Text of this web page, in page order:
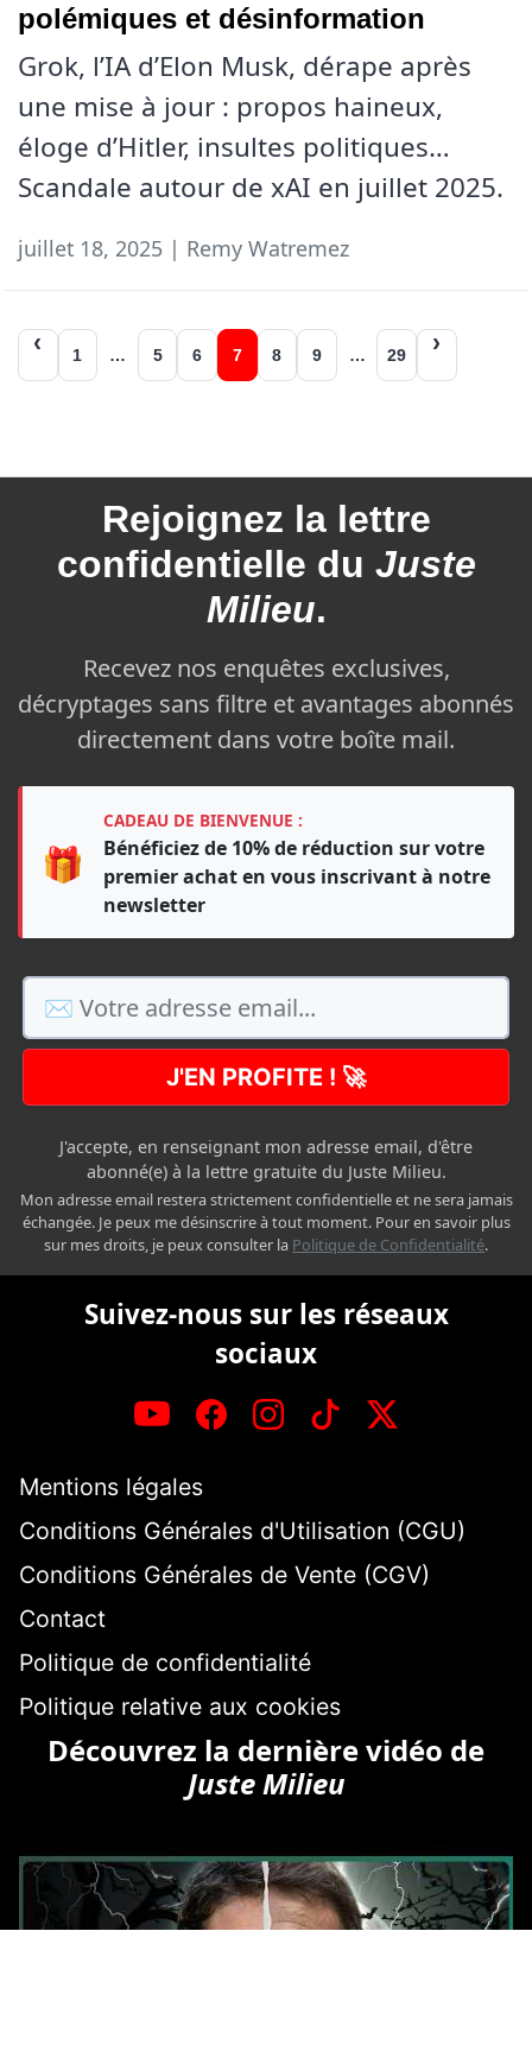
polémiques et désinformation
Grok, l’IA d’Elon Musk, dérape après
une mise à jour : propos haineux,
éloge d’Hitler, insultes politiques…
Scandale autour de xAI en juillet 2025.
juillet 18, 2025 | Remy Watremez
Navigation
des
1 … 5 6 7 8 9 … 29
Rejoignez la lettre
confidentielle du Juste
Milieu.
Recevez nos enquêtes exclusives,
décryptages sans filtre et avantages abonnés
directement dans votre boîte mail.
🎁
CADEAU DE BIENVENUE :
Bénéficiez de 10% de réduction sur votre
premier achat en vous inscrivant à notre
newsletter
J'EN PROFITE ! 🚀
J'accepte, en renseignant mon adresse email, d'être
abonné(e) à la lettre gratuite du Juste Milieu.
Mon adresse email restera strictement confidentielle et ne sera jamais
échangée. Je peux me désinscrire à tout moment. Pour en savoir plus
sur mes droits, je peux consulter la Politique de Confidentialité.
Suivez-nous sur les réseaux
sociaux
Mentions légales
Conditions Générales d'Utilisation (CGU)
Conditions Générales de Vente (CGV)
Contact
Politique de confidentialité
Politique relative aux cookies
Découvrez la dernière vidéo de
Juste Milieu